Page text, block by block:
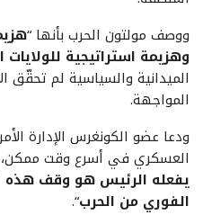
ووصف مولتون الحرب بأنها “
وهزيمة استراتيجية للولايات
الميدانية والسياسية لم تحقّق
المواجهة.
ودعا عضو الكونغرس الإدارة
العسكري في أسرع وقت ممكن،
يفعله الرئيس هو وقف هذه
الفوري من الحرب“.